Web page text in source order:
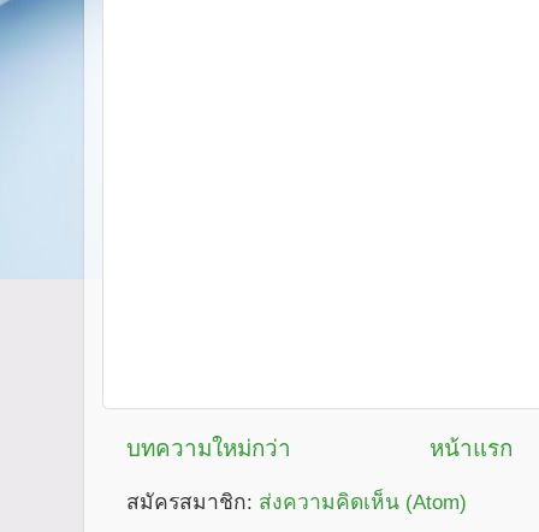
บทความใหม่กว่า หน้าแรก
สมัครสมาชิก: ส่งความคิดเห็น (Atom)